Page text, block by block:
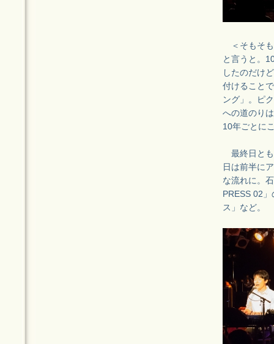
＜そもそも
と言うと。
したのだけ
付けること
ング」。ピ
への道のり
10年ごとに
最終日とも
日は前半に
な流れに。
PRESS 02
ス」など。